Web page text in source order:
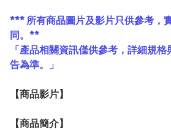
*** 所有商品圖片及影片只供參考，
同。**
「產品相關資訊僅供參考，詳細規
告為準。」
【商品影片】
【商品簡介】